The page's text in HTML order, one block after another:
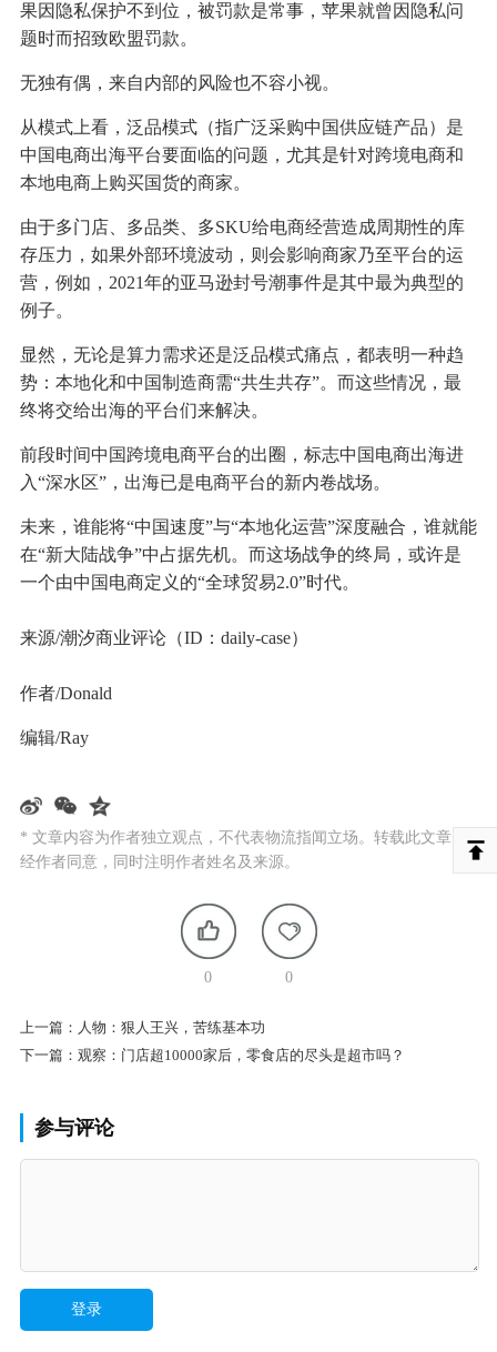
果因隐私保护不到位，被罚款是常事，苹果就曾因隐私问
题时而招致欧盟罚款。
无独有偶，来自内部的风险也不容小视。
从模式上看，泛品模式（指广泛采购中国供应链产品）是
中国电商出海平台要面临的问题，尤其是针对跨境电商和
本地电商上购买国货的商家。
由于多门店、多品类、多SKU给电商经营造成周期性的库
存压力，如果外部环境波动，则会影响商家乃至平台的运
营，例如，2021年的亚马逊封号潮事件是其中最为典型的
例子。
显然，无论是算力需求还是泛品模式痛点，都表明一种趋
势：本地化和中国制造商需“共生共存”。而这些情况，最
终将交给出海的平台们来解决。
前段时间中国跨境电商平台的出圈，标志中国电商出海进
入“深水区”，出海已是电商平台的新内卷战场。
未来，谁能将“中国速度”与“本地化运营”深度融合，谁就能
在“新大陆战争”中占据先机。而这场战争的终局，或许是
一个由中国电商定义的“全球贸易2.0”时代。
来源/潮汐商业评论（ID：daily-case）
作者/Donald
编辑/Ray
* 文章内容为作者独立观点，不代表物流指闻立场。转载此文章需
经作者同意，同时注明作者姓名及来源。
0 0
上一篇： 人物：狠人王兴，苦练基本功
下一篇： 观察：门店超10000家后，零食店的尽头是超市吗？
参与评论